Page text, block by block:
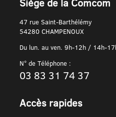
47 rue Saint-Barthélémy
54280 CHAMPENOUX
Du lun. au ven. 9h-12h / 14h-
N° de Téléphone :
03 83 31 74 37
Accès rapides